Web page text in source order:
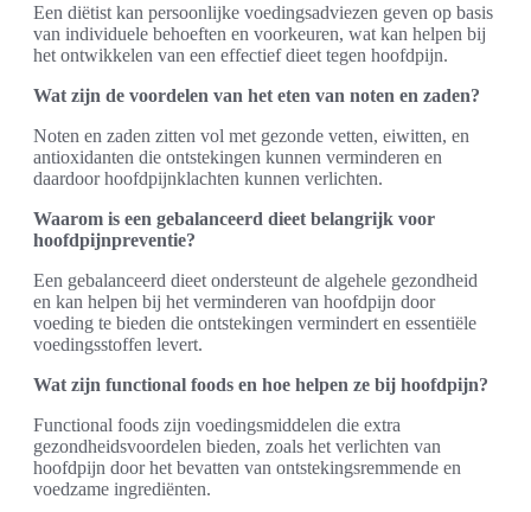
Een diëtist kan persoonlijke voedingsadviezen geven op basis
van individuele behoeften en voorkeuren, wat kan helpen bij
het ontwikkelen van een effectief dieet tegen hoofdpijn.
Wat zijn de voordelen van het eten van noten en zaden?
Noten en zaden zitten vol met gezonde vetten, eiwitten, en
antioxidanten die ontstekingen kunnen verminderen en
daardoor hoofdpijnklachten kunnen verlichten.
Waarom is een gebalanceerd dieet belangrijk voor
hoofdpijnpreventie?
Een gebalanceerd dieet ondersteunt de algehele gezondheid
en kan helpen bij het verminderen van hoofdpijn door
voeding te bieden die ontstekingen vermindert en essentiële
voedingsstoffen levert.
Wat zijn functional foods en hoe helpen ze bij hoofdpijn?
Functional foods zijn voedingsmiddelen die extra
gezondheidsvoordelen bieden, zoals het verlichten van
hoofdpijn door het bevatten van ontstekingsremmende en
voedzame ingrediënten.